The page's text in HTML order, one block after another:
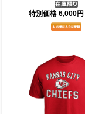
特別価格 6,000円